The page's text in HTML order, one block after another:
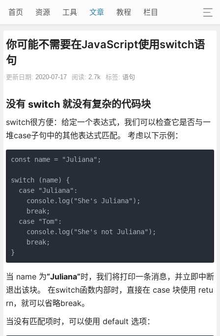
首页 资源 工具 文章 教程 栏目
你可能不需要在JavaScript使用switch语
句
更新日期: 2020-07-17 阅读: 2.7k 标签: 语句
没有 switch 就没有复杂的代码块
switch很方便：给定一个表达式，我们可以检查它是否与一
堆case子句中的其他表达式匹配。 考虑以下示例：
const name = "Juliana";
switch (name) {
  case "Juliana":
    console.log("She's Juliana");
    break;
  case "Tom":
    console.log("She's not Juliana");
    break;
}
当 name 为“Juliana”时，我们将打印一条消息，并立即中断
退出该块。 在switch函数内部时，直接在 case 块使用 retu
rn，就可以省略break。
当没有匹配项时，可以使用 default 选项：